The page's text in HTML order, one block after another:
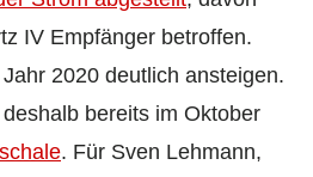
IV Empfänger betroffen.
2020 deutlich ansteigen.
bereits im Oktober
. Für Sven Lehmann,